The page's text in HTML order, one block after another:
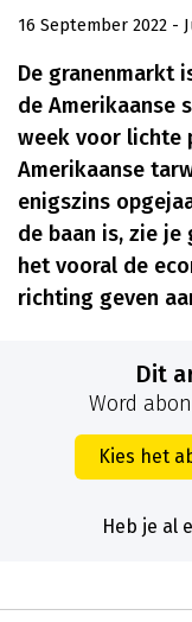
16 September 2022 -
De granenmarkt
de Amerikaanse
week voor lichte
Amerikaanse
enigszins
de baan is, zie je
het vooral de
richting geven
Dit
Word
Kies het
Heb je al